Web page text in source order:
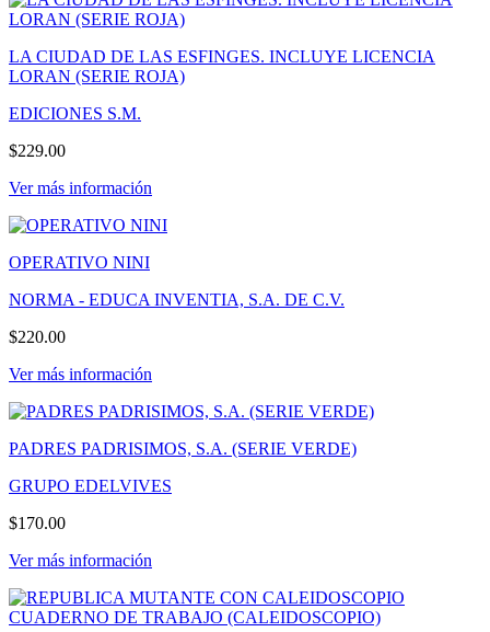
LA CIUDAD DE LAS ESFINGES. INCLUYE LICENCIA
LORAN (SERIE ROJA)
EDICIONES S.M.
$229.00
Ver más información
OPERATIVO NINI
NORMA - EDUCA INVENTIA, S.A. DE C.V.
$220.00
Ver más información
PADRES PADRISIMOS, S.A. (SERIE VERDE)
GRUPO EDELVIVES
$170.00
Ver más información